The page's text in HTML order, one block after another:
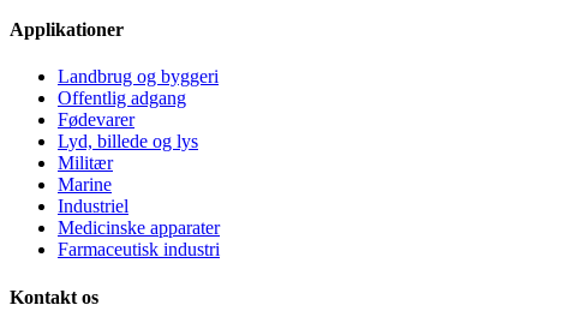
Applikationer
Landbrug og byggeri
Offentlig adgang
Fødevarer
Lyd, billede og lys
Militær
Marine
Industriel
Medicinske apparater
Farmaceutisk industri
Kontakt os